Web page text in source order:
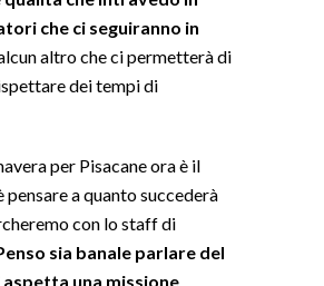
che ci seguiranno in
altro che ci permetterà di
dei tempi di
per Pisacane ora è il
pensare a quanto succederà
con lo staff di
sia banale parlare del
una missione